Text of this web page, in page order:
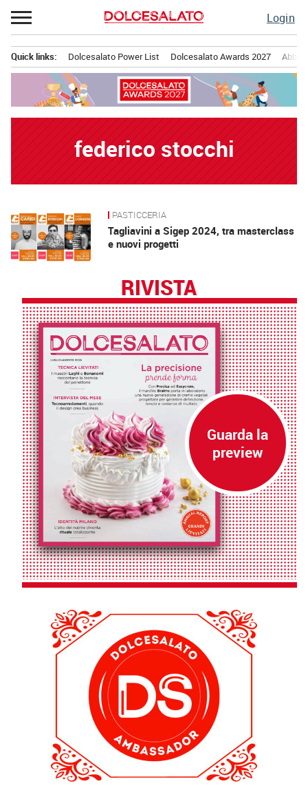
Passa
al
Login
principale
Quick links: Dolcesalato Power List Dolcesalato Awards 2027
federico stocchi
News PASTICCERIA
Tagliavini a Sigep 2024, tra masterclass
e nuovi progetti
RIVISTA